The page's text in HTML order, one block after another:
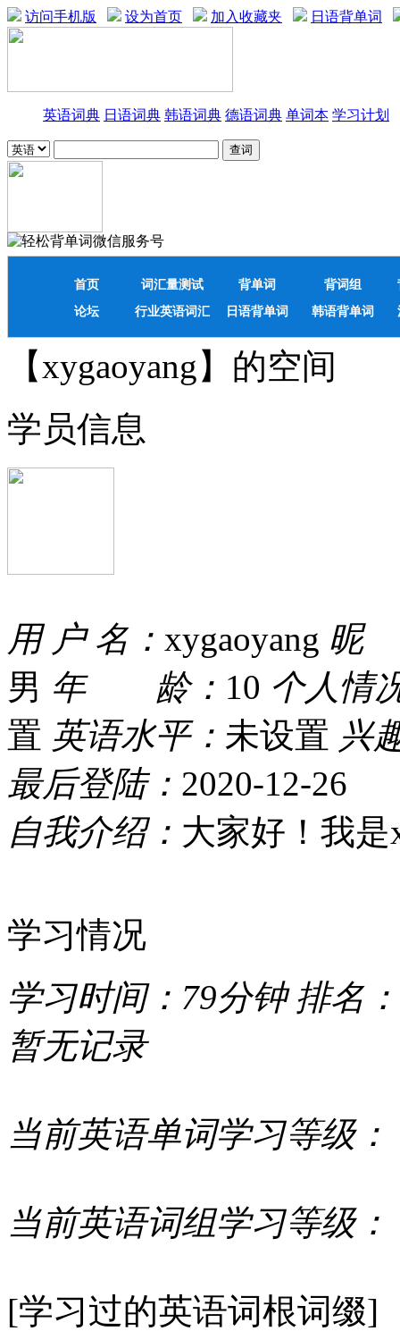
访问手机版 设为首页 加入收藏夹 日语背单词
英语词典 日语词典 韩语词典 德语词典 单词本 学习计划
首页 词汇量测试 背单词 背词组
论坛
行业英语词汇 日语背单词 韩语背单词
【xygaoyang】的空间
学员信息
用 户 名： xygaoyang 昵
男 年 龄： 10 个人情
置 英语水平： 未设置 兴
最后登陆： 2020-12-26
自我介绍： 大家好！我是
学习情况
学习时间： 79分钟 排名：
暂无记录
当前英语单词学习等级：
当前英语词组学习等级：
[学习过的英语词根词缀]